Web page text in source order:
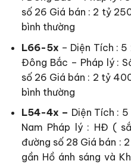
số 26 Giá bán : 2 tỷ
bình thường
L66-5x – Diện Tích : 5
Đông Bắc – Pháp lý :
số 26 Giá bán : 2 tỷ
bình thường
L54-4x – Diện Tích :
Nam Pháp lý : HĐ (
đường số 28 Giá bán :
gần Hồ ánh sáng và